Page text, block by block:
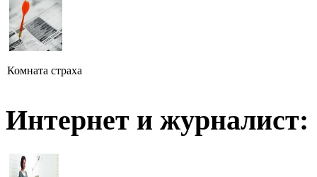
Комната страха
Интернет и журналист: